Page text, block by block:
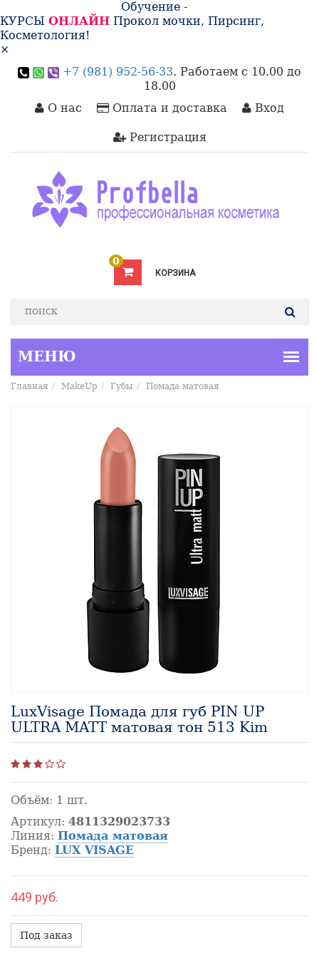
Обучение -
КУРСЫ ОНЛАЙН Прокол мочки, Пирсинг,
Косметология!
×
+7 (981) 952-56-33. Работаем с 10.00 до
18.00
О нас
Оплата и доставка Вход
Регистрация
КОРЗИНА
0
Главная MakeUp Губы Помада матовая
LuxVisage Помада для губ PIN UP
ULTRA MATT матовая тон 513 Kim
Объём: 1 шт.
Артикул: 4811329023733
Линия: Помада матовая
Бренд: LUX VISAGE
449 руб.
Под заказ